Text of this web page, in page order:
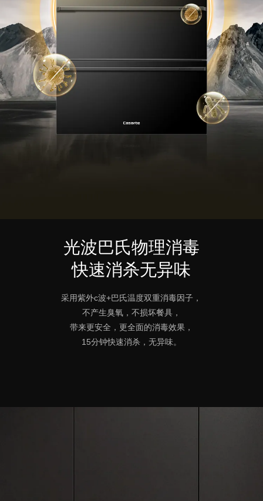
光波巴氏物理消毒
快速消杀无异味
采用紫外c波+巴氏温度双重消毒因子，
不产生臭氧，不损坏餐具，
带来更安全，更全面的消毒效果，
15分钟快速消杀，无异味。